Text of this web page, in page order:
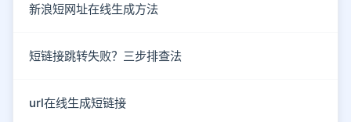
新浪短网址在线生成方法
短链接跳转失败？三步排查法
url在线生成短链接